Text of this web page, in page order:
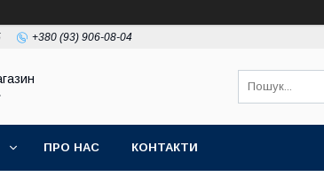
+380 (93) 906-08-04
ПРО НАС КОНТАКТИ